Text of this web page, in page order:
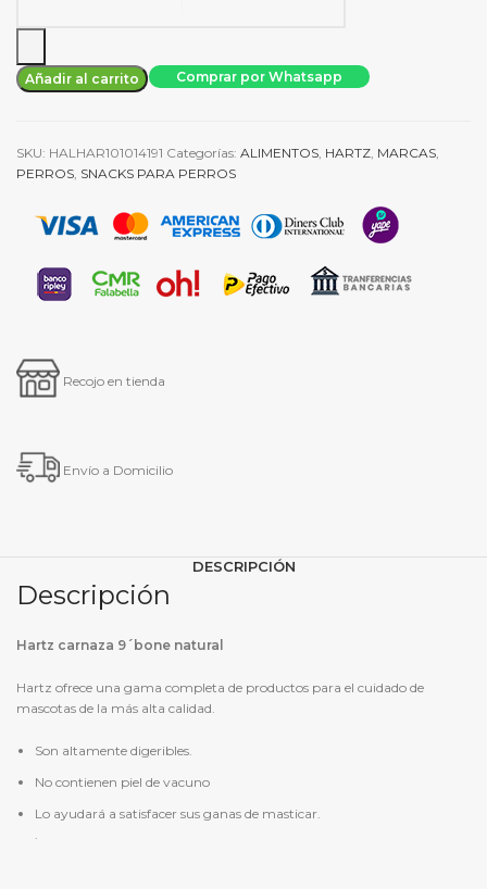
´bone
natural
Añadir al carrito Comprar por Whatsapp
SKU: HALHAR101014191 Categorías: ALIMENTOS, HARTZ, MARCAS,
PERROS, SNACKS PARA PERROS
Recojo en tienda
Envío a Domicilio
DESCRIPCIÓN
Descripción
Hartz carnaza 9´bone natural
Hartz ofrece una gama completa de productos para el cuidado de
mascotas de la más alta calidad.
Son altamente digeribles.
No contienen piel de vacuno
Lo ayudará a satisfacer sus ganas de masticar.
.